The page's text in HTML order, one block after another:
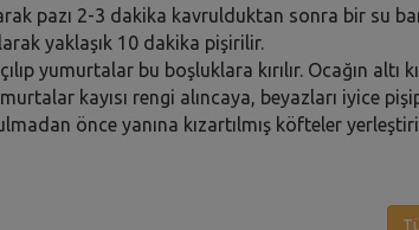
pazı 2-3 dakika kavrulduktan sonra bir su
yaklaşık 10 dakika pişirilir.
yumurtalar bu boşluklara kırılır. Ocağın altı
kayısı rengi alıncaya, beyazları iyice
önce yanına kızartılmış köfteler